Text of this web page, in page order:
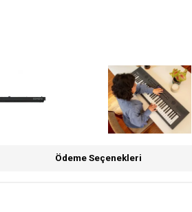
Ödeme Seçenekleri